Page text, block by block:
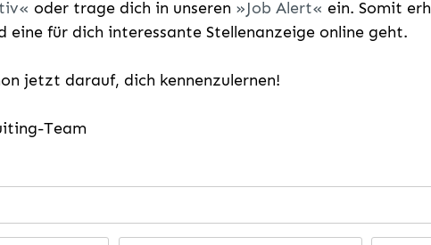
oder trage dich in unseren Job Alert
ein. Somit
eine für dich interessante Stellenanzeige online geht.
jetzt darauf, dich kennenzulernen!
Team